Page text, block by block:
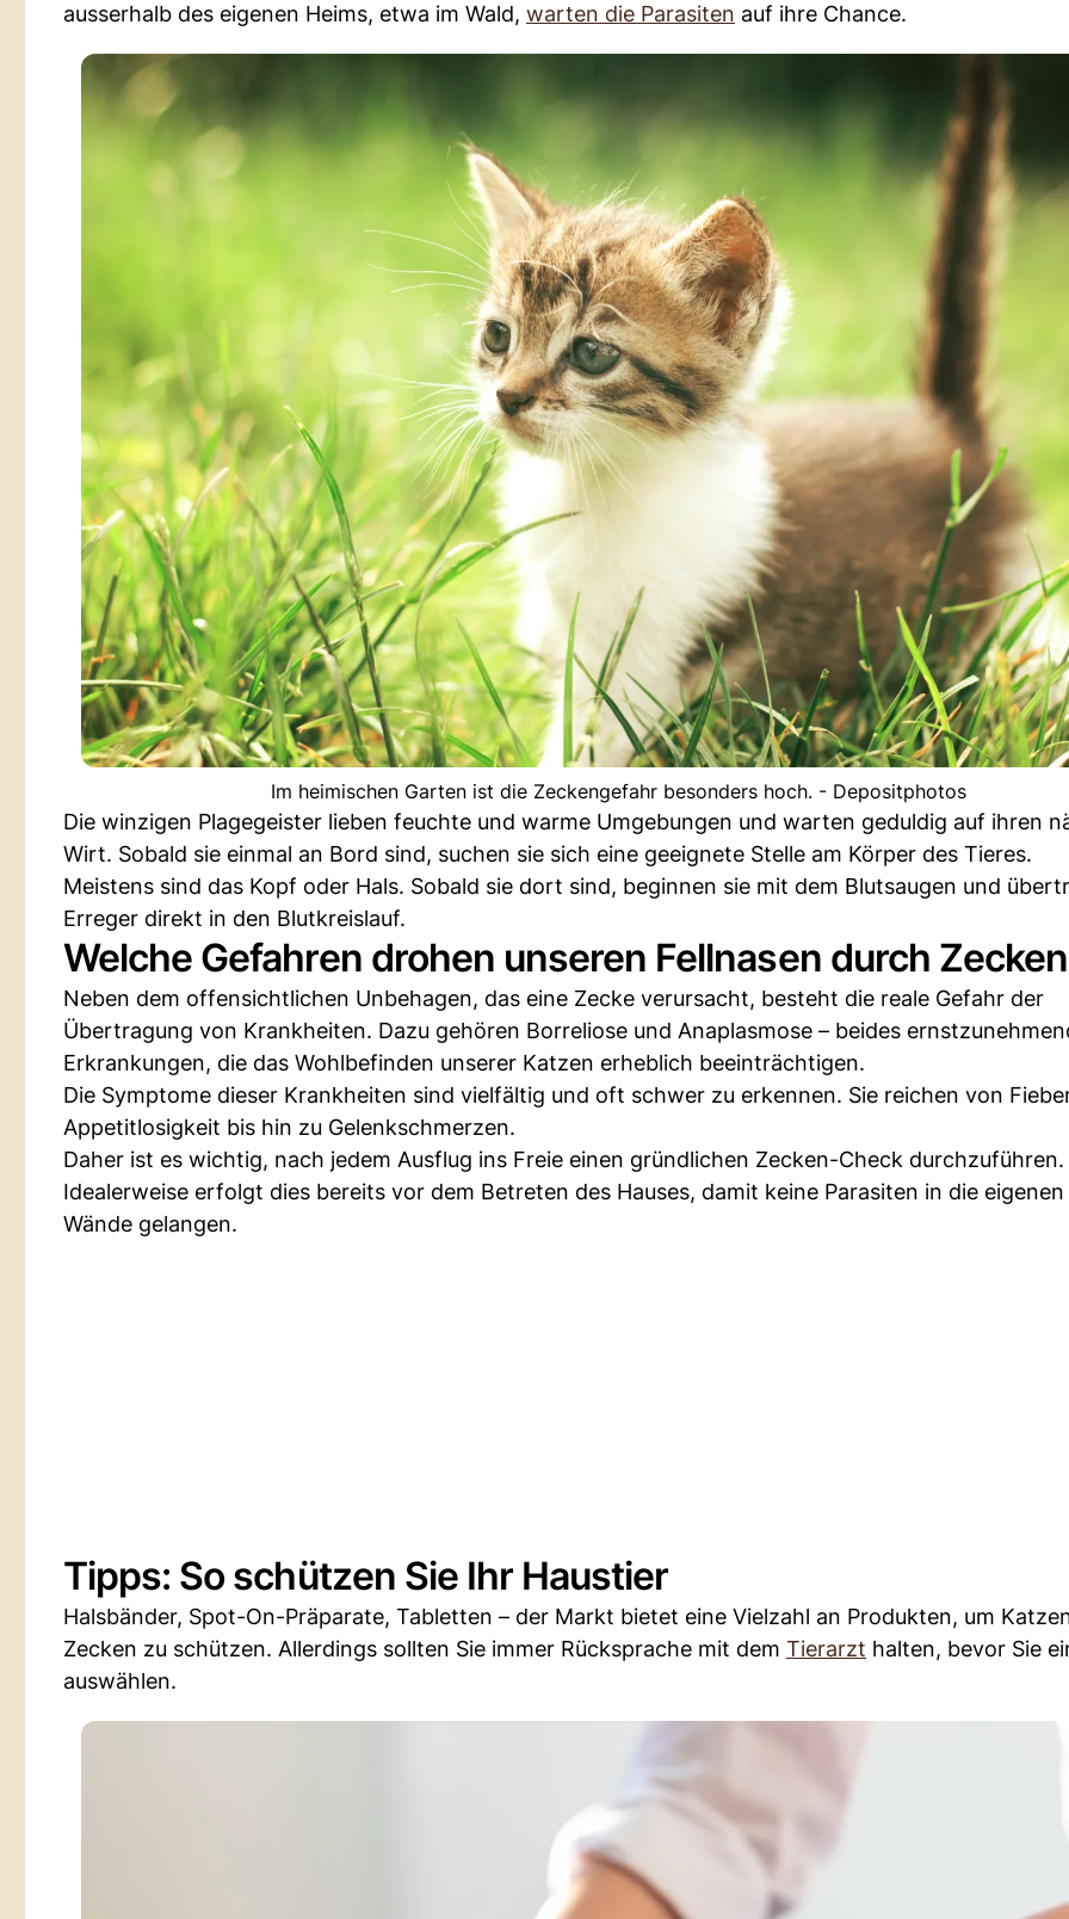
ausserhalb des eigenen Heims, etwa im Wald, warten die Parasiten auf ihre Chance.
Im heimischen Garten ist die Zeckengefahr besonders hoch. - Depositphotos
Die winzigen Plagegeister lieben feuchte und warme Umgebungen und warten geduldig auf ihren
Wirt. Sobald sie einmal an Bord sind, suchen sie sich eine geeignete Stelle am Körper des Tieres.
Meistens sind das Kopf oder Hals. Sobald sie dort sind, beginnen sie mit dem Blutsaugen und
Erreger direkt in den Blutkreislauf.
Welche Gefahren drohen unseren Fellnasen durch
Neben dem offensichtlichen Unbehagen, das eine Zecke verursacht, besteht die reale Gefahr der
Übertragung von Krankheiten. Dazu gehören Borreliose und Anaplasmose – beides
Erkrankungen, die das Wohlbefinden unserer Katzen erheblich beeinträchtigen.
Die Symptome dieser Krankheiten sind vielfältig und oft schwer zu erkennen. Sie reichen von
Appetitlosigkeit bis hin zu Gelenkschmerzen.
Daher ist es wichtig, nach jedem Ausflug ins Freie einen gründlichen Zecken-Check durchzuführen.
Idealerweise erfolgt dies bereits vor dem Betreten des Hauses, damit keine Parasiten in die
Wände gelangen.
Tipps: So schützen Sie Ihr Haustier
Halsbänder, Spot-On-Präparate, Tabletten – der Markt bietet eine Vielzahl an Produkten, um
Zecken zu schützen. Allerdings sollten Sie immer Rücksprache mit dem Tierarzt halten, bevor Sie
auswählen.